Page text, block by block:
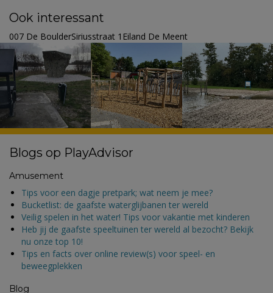
Ook interessant
007 De BoulderSiriusstraat 1Eiland De Meent
Blogs op PlayAdvisor
Amusement
Tips voor een dagje pretpark; wat neem je mee?
Bucketlist: de gaafste waterglijbanen ter wereld
Veilig spelen in het water! Tips voor vakantie met kinderen
Heb jij de gaafste speeltuinen ter wereld al bezocht? Bekijk
nu onze top 10!
Tips en facts over online review(s) voor speel- en
beweegplekken
Blog